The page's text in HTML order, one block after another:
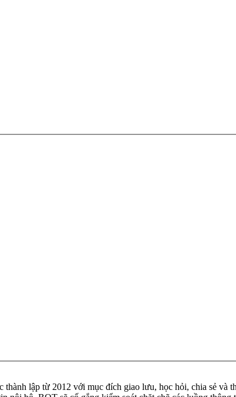
lập từ 2012 với mục đích giao lưu, học hỏi, chia sẻ và